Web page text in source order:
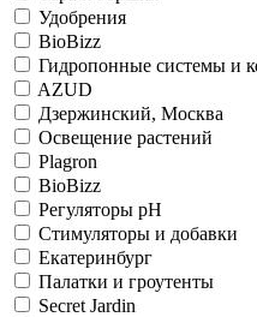
Удобрения
BioBizz
Гидропонные системы и
AZUD
Дзержинский, Москва
Освещение растений
Plagron
BioBizz
Регуляторы рН
Стимуляторы и добавки
Екатеринбург
Палатки и гроутенты
Secret Jardin